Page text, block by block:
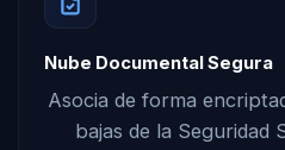
Nube Documental Segura
Asocia de forma
bajas de la Seguridad